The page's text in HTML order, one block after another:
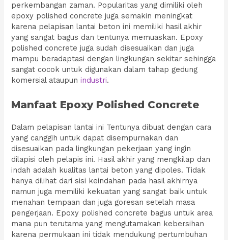
perkembangan zaman. Popularitas yang dimiliki oleh
epoxy polished concrete juga semakin meningkat
karena pelapisan lantai beton ini memiliki hasil akhir
yang sangat bagus dan tentunya memuaskan. Epoxy
polished concrete juga sudah disesuaikan dan juga
mampu beradaptasi dengan lingkungan sekitar sehingga
sangat cocok untuk digunakan dalam tahap gedung
komersial ataupunindustri.
Manfaat Epoxy Polished Concrete
Dalam pelapisan lantai ini Tentunya dibuat dengan cara
yang canggih untuk dapat disempurnakan dan
disesuaikan pada lingkungan pekerjaan yang ingin
dilapisi oleh pelapis ini. Hasil akhir yang mengkilap dan
indah adalah kualitas lantai beton yang dipoles. Tidak
hanya dilihat dari sisi keindahan pada hasil akhirnya
namun juga memiliki kekuatan yang sangat baik untuk
menahan tempaan dan juga goresan setelah masa
pengerjaan. Epoxy polished concrete bagus untuk area
mana pun terutama yang mengutamakan kebersihan
karena permukaan ini tidak mendukung pertumbuhan